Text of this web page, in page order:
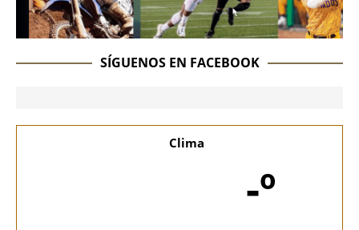
SÍGUENOS EN FACEBOOK
Clima
-º